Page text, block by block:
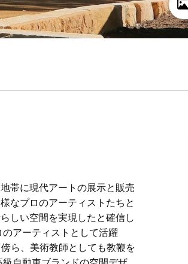
帯に現代アートの展示と販売
なプロのアーティストたちと
しい空間を実現したと確信し
アーティストとして活躍
ら、美術教師としても教鞭を